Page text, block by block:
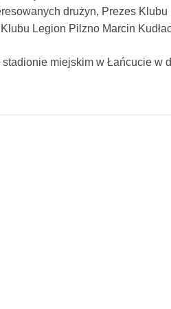
drużyn, Prezes
Legion Pilzno Marcin
miejskim w Łańcucie w